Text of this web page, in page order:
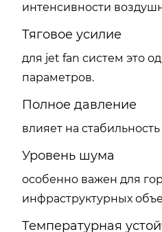
интенсивности
Тяговое усилие
для jet fan систем это
параметров.
Полное давление
влияет на
Уровень шума
особенно важен для
инфраструктурных
Температурная